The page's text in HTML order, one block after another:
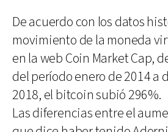
De acuerdo con los datos
movimiento de la moneda
en la web Coin Market Cap,
del período enero de 2014 a
2018, el bitcoin subió 296%.
Las diferencias entre el